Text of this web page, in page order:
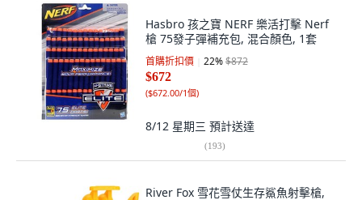
Hasbro 孩之寶 NERF 樂活打擊 Nerf
槍 75發子彈補充包, 混合顏色, 1套
首購折扣價 22%$872
$672
($672.00/1個)
8/12 星期三 預計送達
(193)
River Fox 雪花雪仗生存鯊魚射擊槍,